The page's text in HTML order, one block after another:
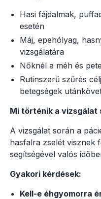
Hasi fájdalmak,
esetén
Máj, epehólyag,
vizsgálatára
Nőknél a méh és
Rutinszerű szűrés
betegségek
Mi történik a vizsgálat
A vizsgálat során a
hasfalra zselét visznek
segítségével valós
Gyakori kérdések:
Kell-e éhgyomorra